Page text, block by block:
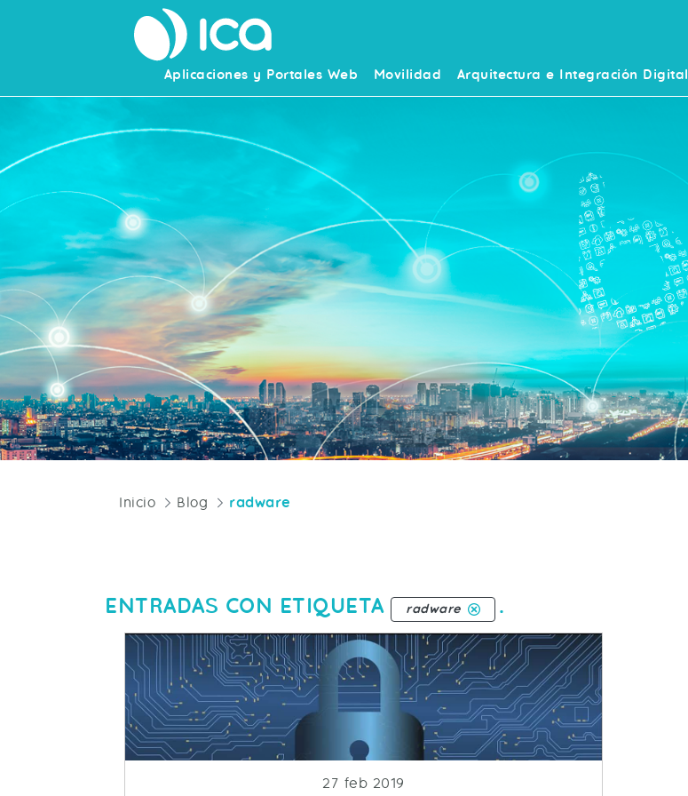
Aplicaciones y Portales Web Movilidad Arquitectura e Integración Digital
Inicio Blog radware
ENTRADAS CON ETIQUETA radware .
Fecha de publicacion
27 feb 2019